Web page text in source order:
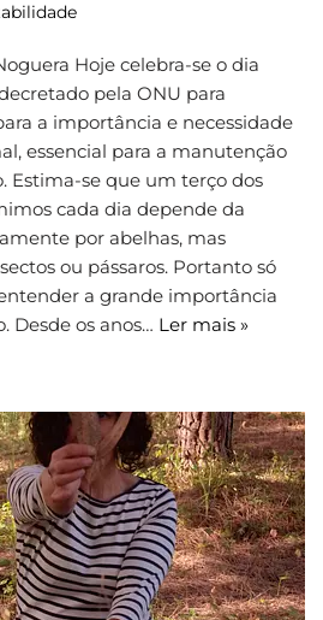
Hoje celebra-se o dia
pela ONU para
a importância e necessidade
essencial para a manutenção
Estima-se que um terço dos
cada dia depende da
por abelhas, mas
ou pássaros. Portanto só
a grande importância
Desde os anos… Ler mais »